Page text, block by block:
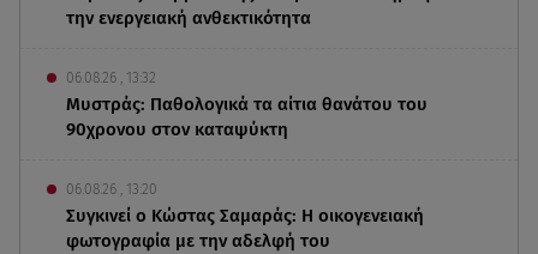
την ενεργειακή ανθεκτικότητα
06.08.26 , 13:32
Μυστράς: Παθολογικά τα αίτια θανάτου του
90χρονου στον καταψύκτη
06.08.26 , 13:20
Συγκινεί ο Κώστας Σαμαράς: Η οικογενειακή
φωτογραφία με την αδελφή του